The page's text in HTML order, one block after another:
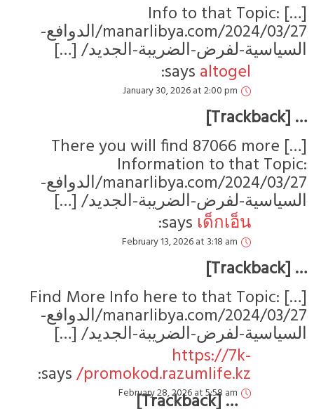
[…] Info to that Topic:
manarlibya.com/2024/03/27/الدوافع-
لفرض-الضريبة-الجديد/ […]
altogel
says:
January 30, 2026 at 2:00 pm
…
[…] There you will find 87066 more
Information to that
manarlibya.com/2024/03/27/الدوافع-
لفرض-الضريبة-الجديد/ […]
เด็กเอ็น
says:
February 13, 2026 at 3:18 am
…
[…] Find More Info here to that Topic:
manarlibya.com/2024/03/27/الدوافع-
لفرض-الضريبة-الجديد/ […]
https://7k-
promokod.razumlife.kz/
says:
February 28, 2026 at 5:58 am
… [Trackback]